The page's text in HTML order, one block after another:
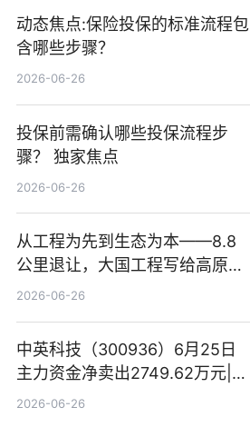
动态焦点:保险投保的标准流程包
含哪些步骤？
2026-06-26
投保前需确认哪些投保流程步
骤？ 独家焦点
2026-06-26
从工程为先到生态为本——8.8
公里退让，大国工程写给高原生
灵的温柔情书
2026-06-26
中英科技（300936）6月25日
主力资金净卖出2749.62万元|每
日速看
2026-06-26